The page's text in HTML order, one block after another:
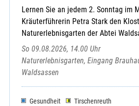
Lernen Sie an jedem 2. Sonntag im
Kräuterführerin Petra Stark den
Naturerlebnisgarten der Abtei
So 09.08.2026, 14.00 Uhr
Naturerlebnisgarten, Eingang
Waldsassen
Gesundheit
Tirschenreuth